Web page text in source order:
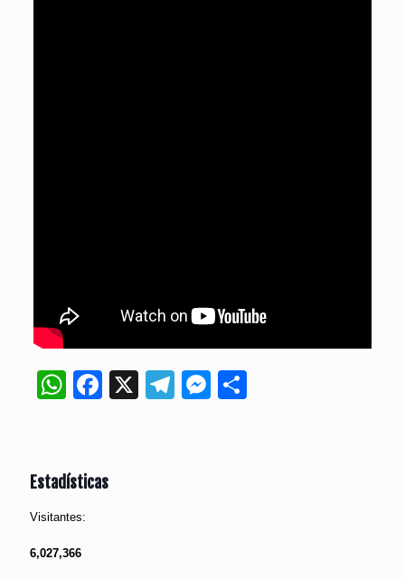
WhatsApp
Facebook
X Telegram
Messenger
Estadísticas
Visitantes:
6,027,366